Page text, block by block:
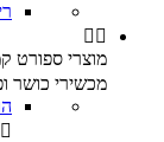
 
מוצרי ספורט
מכשירי כושר
